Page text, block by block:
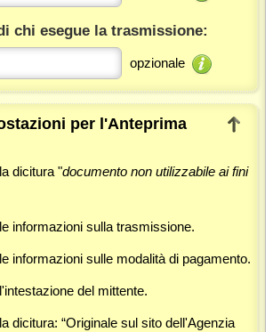
chi esegue la trasmissione:
opzionale
per l'Anteprima
dicitura "documento non utilizzabile ai fini
informazioni sulla trasmissione.
informazioni sulle modalità di pagamento.
del mittente.
dicitura: “Originale sul sito dell'Agenzia